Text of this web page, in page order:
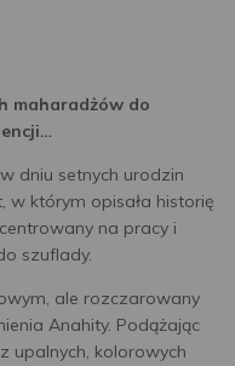
maharadżów do
dniu setnych urodzin
w którym opisała historię
na pracy i
szuflady.
ale rozczarowany
Anahity. Podążając
upalnych, kolorowych